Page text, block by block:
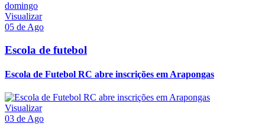
Visualizar
05 de Ago
Escola de futebol
Escola de Futebol RC abre inscrições em Arapongas
Visualizar
03 de Ago